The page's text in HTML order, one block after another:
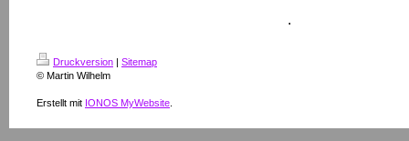
.
Druckversion | Sitemap
© Martin Wilhelm
Erstellt mit IONOS MyWebsite